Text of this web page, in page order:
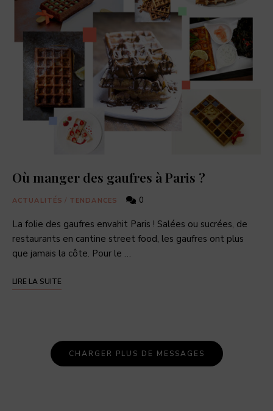
Où manger des gaufres à Paris ?
ACTUALITÉS / TENDANCES 0
La folie des gaufres envahit Paris ! Salées ou sucrées, de
restaurants en cantine street food, les gaufres ont plus
que jamais la côte. Pour le …
LIRE LA SUITE
CHARGER PLUS DE MESSAGES